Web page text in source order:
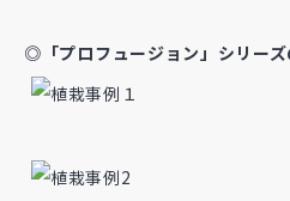
◎「プロフュージョン」シリー